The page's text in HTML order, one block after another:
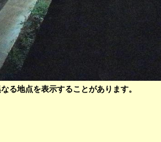
る地点を表示することがあります。